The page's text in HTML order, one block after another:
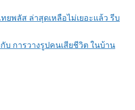
ยพลัส ล่าสุดเหลือไม่เยอะแล้ว รีบ
บ การวางรูปคนเสียชีวิต ในบ้าน